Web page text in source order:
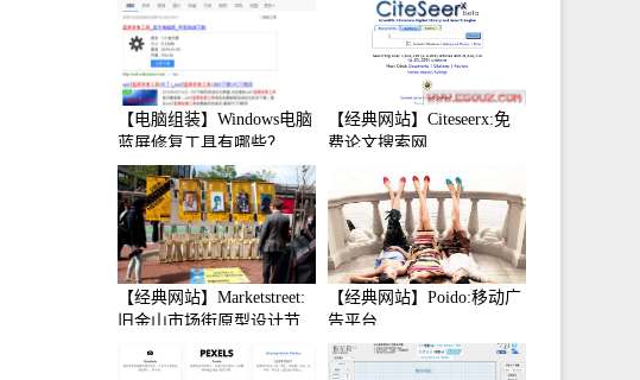
【电脑组装】Windows电脑
蓝屏修复工具有哪些？
【经典网站】Citeseerx:免
费论文搜索网
【经典网站】Marketstreet:
旧金山市场街原型设计节
【经典网站】Poido:移动广
告平台